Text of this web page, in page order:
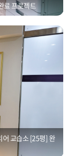
료 프로젝트
교습소 [25평]
어 교습소 [25평] 완